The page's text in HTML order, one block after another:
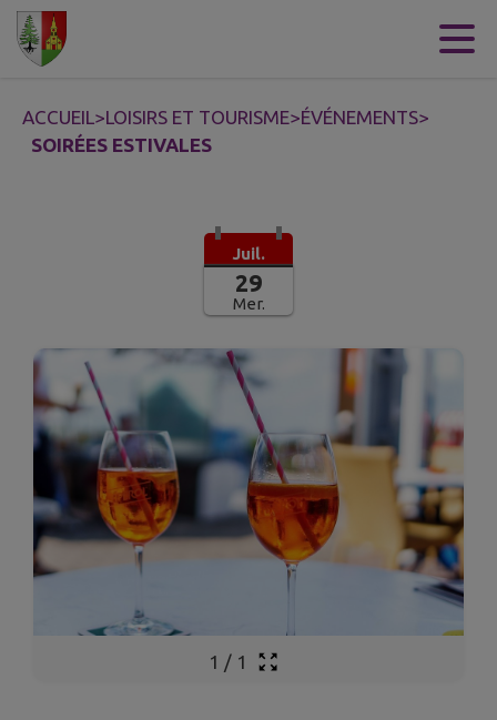
Contenu
ACCUEIL>LOISIRS ET TOURISME>ÉVÉNEMENTS>
SOIRÉES ESTIVALES
Juil.
29
Mer.
1 / 1